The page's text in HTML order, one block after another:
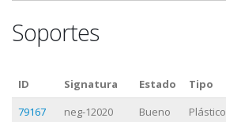
Soportes
ID Signatura Estado Tipo
79167
neg-12020 Bueno Plástico